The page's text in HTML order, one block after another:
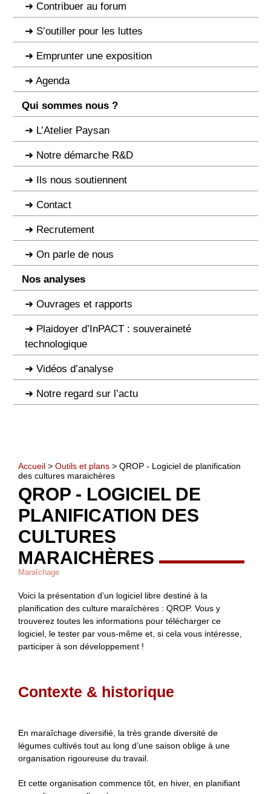
Contribuer au forum
S’outiller pour les luttes
Emprunter une exposition
Agenda
Qui sommes nous ?
L’Atelier Paysan
Notre démarche R&D
Ils nous soutiennent
Contact
Recrutement
On parle de nous
Nos analyses
Ouvrages et rapports
Plaidoyer d’InPACT : souveraineté
technologique
Vidéos d’analyse
Notre regard sur l’actu
Accueil > Outils et plans > QROP - Logiciel de planification
des cultures maraichères
QROP - LOGICIEL DE
PLANIFICATION DES
CULTURES
MARAICHÈRES
Maraîchage
Voici la présentation d’un logiciel libre destiné à la
planification des culture maraîchères : QROP. Vous y
trouverez toutes les informations pour télécharger ce
logiciel, le tester par vous-même et, si cela vous intéresse,
participer à son développement !
Contexte & historique
En maraîchage diversifié, la très grande diversité de
légumes cultivés tout au long d’une saison oblige à une
organisation rigoureuse du travail.
Et cette organisation commence tôt, en hiver, en planifiant